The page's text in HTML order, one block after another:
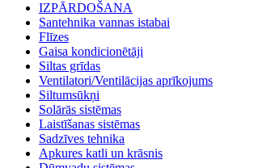
IZPĀRDOŠANA
Santehnika vannas istabai
Flīzes
Gaisa kondicionētāji
Siltas grīdas
Ventilatori/Ventilācijas aprīkojums
Siltumsūkņi
Solārās sistēmas
Laistīšanas sistēmas
Sadzīves tehnika
Apkures katli un krāsnis